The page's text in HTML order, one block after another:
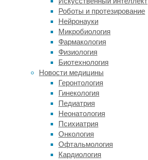
Роботы и протезирование
Нейронауки
Микробиология
Фармакология
Физиология
Биотехнология
Новости медицины
Геронтология
Гинекология
Педиатрия
Неонатология
Психиатрия
Онкология
Офтальмология
Кардиология
пяти
процентов
населения
Земли,
заболеваемость
выше
уровне
около
пяти